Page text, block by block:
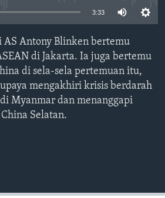
3:33
Antony Blinken bertemu
di Jakarta. Ia juga bertemu
di sela-sela pertemuan itu,
mengakhiri krisis berdarah
Myanmar dan menanggapi
Selatan.